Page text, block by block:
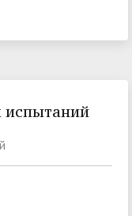
испытаний